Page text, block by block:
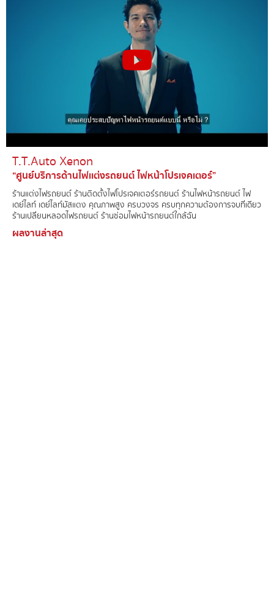
T.T.Auto Xenon​
“ศูนย์บริการด้านไฟเเต่งรถยนต์ ไฟหน้าโปรเจคเตอร์”
ร้านแต่งไฟรถยนต์์ ร้านติดตั้งไฟโปรเจคเตอร์รถยนต์ ร้านไฟหน้ารถยนต์ ไฟ
เดย์ไลท์ เดย์ไลท์มัสแตง คุณภาพสูง ครบวงจร ครบทุกความต้องการจบที่เดียว
ร้านเปลี่ยนหลอดไฟรถยนต์ ร้านซ่อมไฟหน้ารถยนต์ใกล้ฉัน
ผลงานล่าสุด